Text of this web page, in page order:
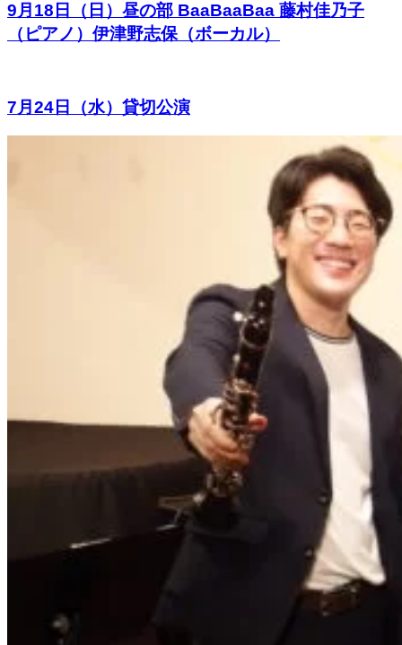
9月18日（日）昼の部 BaaBaaBaa 藤村佳乃子
（ピアノ）伊津野志保（ボーカル）
7月24日（水）貸切公演